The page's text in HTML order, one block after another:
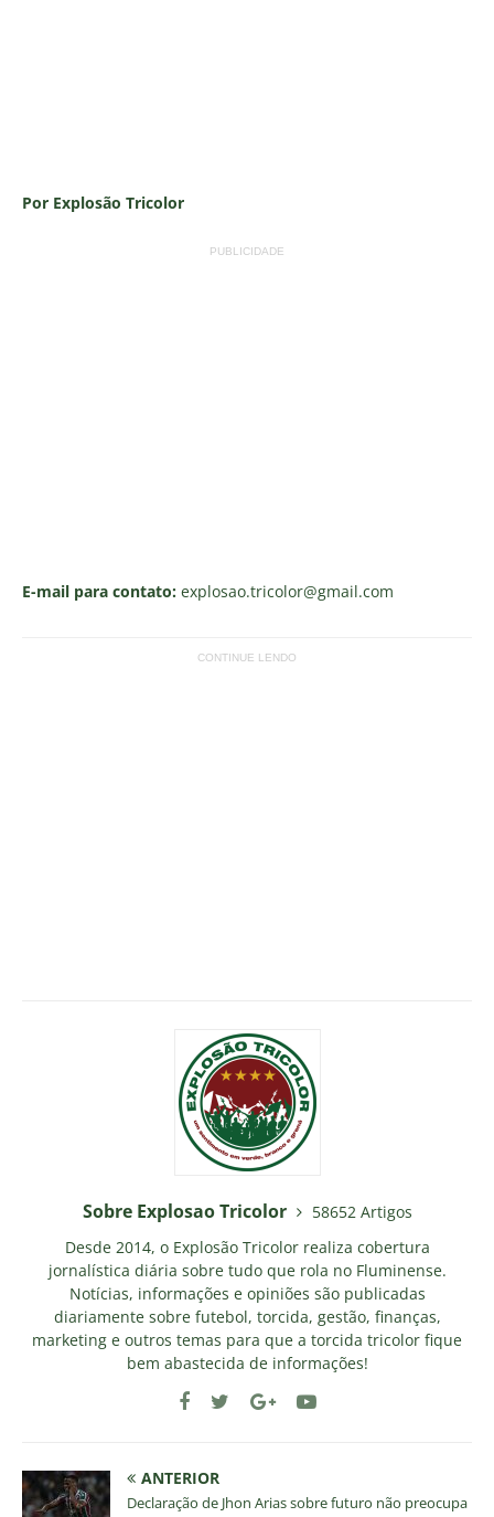
Por Explosão Tricolor
PUBLICIDADE
E-mail para contato: explosao.tricolor@gmail.com
CONTINUE LENDO
Sobre Explosao Tricolor
58652 Artigos
Desde 2014, o Explosão Tricolor realiza cobertura
jornalística diária sobre tudo que rola no Fluminense.
Notícias, informações e opiniões são publicadas
diariamente sobre futebol, torcida, gestão, finanças,
marketing e outros temas para que a torcida tricolor fique
bem abastecida de informações!
ANTERIOR
Declaração de Jhon Arias sobre futuro não preocupa